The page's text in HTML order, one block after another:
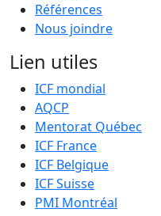
Références
Nous joindre
Lien utiles
ICF mondial
AQCP
Mentorat Québec
ICF France
ICF Belgique
ICF Suisse
PMI Montréal